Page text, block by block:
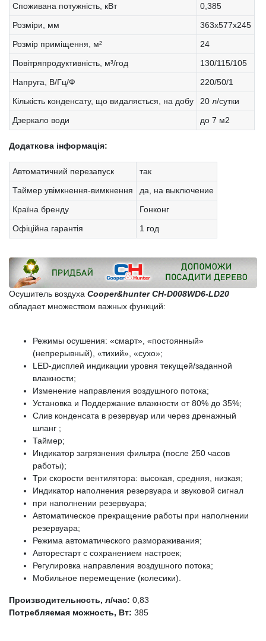
Споживана потужність, кВт
0,385
Розміри, мм
363х577х245
Розмір приміщення, м²
24
Повітряпродуктивність, м³/год
130/115/105
Напруга, В/Гц/Ф
220/50/1
Кількість конденсату, що видаляється, на добу
20 л/сутки
Дзеркало води
до 7 м2
Додаткова інформація:
Автоматичний перезапуск
так
Таймер увімкнення-вимкнення
да, на выключение
Країна бренду
Гонконг
Офіційна гарантія
1 год
Осушитель воздуха Cooper&hunter CH-D008WD6-LD20
обладает множеством важных функций:
Режимы осушения: «смарт», «постоянный»
(непрерывный), «тихий», «сухо»;
LED-дисплей индикации уровня текущей/заданной
влажности;
Изменение направления воздушного потока;
Установка и Поддержание влажности от 80% до 35%;
Слив конденсата в резервуар или через дренажный
шланг ;
Таймер;
Индикатор загрязнения фильтра (после 250 часов
работы);
Три скорости вентилятора: высокая, средняя, низкая;
Индикатор наполнения резервуара и звуковой сигнал
при наполнении резервуара;
Автоматическое прекращение работы при наполнении
резервуара;
Режима автоматического размораживания;
Авторестарт с сохранением настроек;
Регулировка направления воздушного потока;
Мобильное перемещение (колесики).
Производительность, л/час: 0,83
Потребляемая можность, Вт: 385